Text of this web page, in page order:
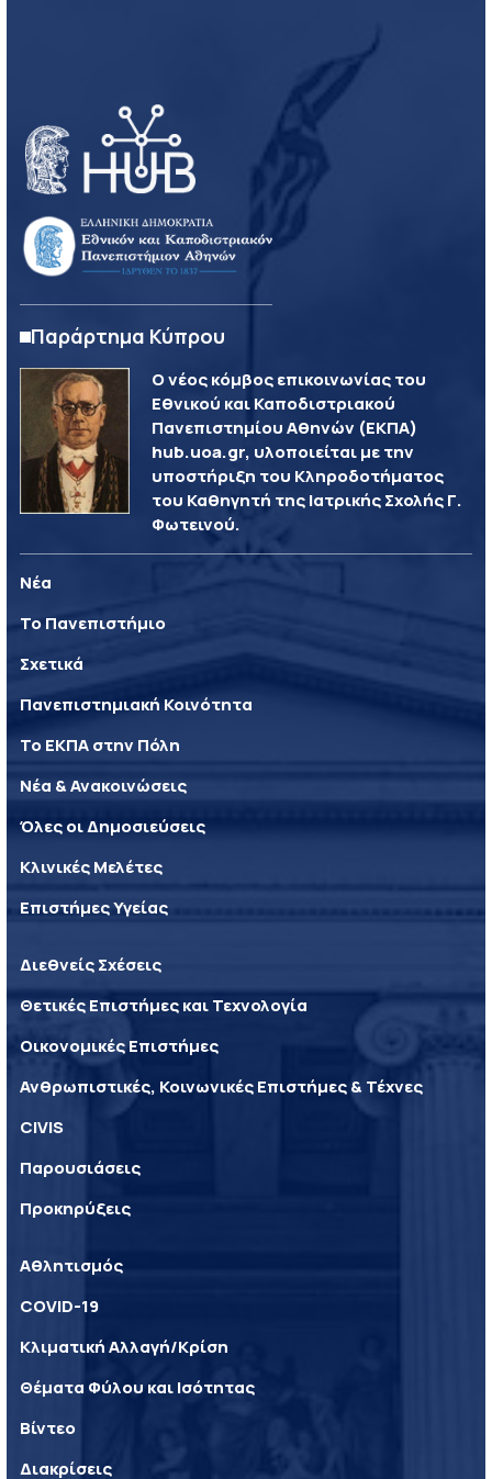
Παράρτημα Κύπρου
Ο νέος κόμβος επικοινωνίας του
Εθνικού και Καποδιστριακού
Πανεπιστημίου Αθηνών (ΕΚΠΑ)
hub.uoa.gr, υλοποιείται με την
υποστήριξη του Κληροδοτήματος
του Καθηγητή της Ιατρικής Σχολής Γ.
Φωτεινού.
Νέα
Το Πανεπιστήμιο
Σχετικά
Πανεπιστημιακή Κοινότητα
Το ΕΚΠΑ στην Πόλη
Νέα & Ανακοινώσεις
Όλες οι Δημοσιεύσεις
Κλινικές Μελέτες
Επιστήμες Υγείας
Διεθνείς Σχέσεις
Θετικές Επιστήμες και Τεχνολογία
Οικονομικές Επιστήμες
Ανθρωπιστικές, Κοινωνικές Επιστήμες & Τέχνες
CIVIS
Παρουσιάσεις
Προκηρύξεις
Αθλητισμός
COVID-19
Κλιματική Αλλαγή/Κρίση
Θέματα Φύλου και Ισότητας
Βίντεο
Διακρίσεις